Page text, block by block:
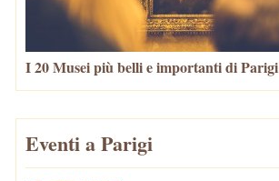
I 20 Musei più belli e importanti di Parigi
Eventi a Parigi